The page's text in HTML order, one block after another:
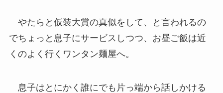
やたらと仮装大賞の真似をして、と言われるの
でちょっと息子にサービスしつつ、お昼ご飯は近
くのよく行くワンタン麺屋へ。
息子はとにかく誰にでも片っ端から話しかける